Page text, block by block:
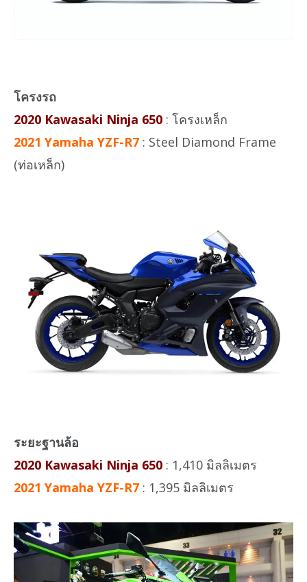
โครงรถ
2020 Kawasaki Ninja 650 : โครงเหล็ก
2021 Yamaha YZF-R7 : Steel Diamond Frame
(ท่อเหล็ก)
ระยะฐานล้อ
2020 Kawasaki Ninja 650 : 1,410 มิลลิเมตร
2021 Yamaha YZF-R7 : 1,395 มิลลิเมตร